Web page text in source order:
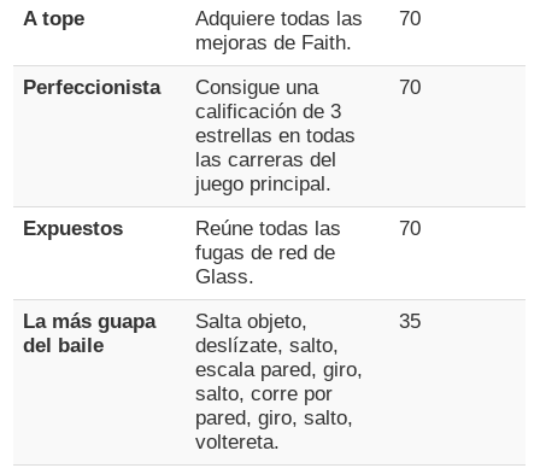
A tope
Adquiere todas las
mejoras de Faith.
70
Perfeccionista
Consigue una
calificación de 3
estrellas en todas
las carreras del
juego principal.
70
Expuestos
Reúne todas las
fugas de red de
Glass.
70
La más guapa
del baile
Salta objeto,
deslízate, salto,
escala pared, giro,
salto, corre por
pared, giro, salto,
voltereta.
35